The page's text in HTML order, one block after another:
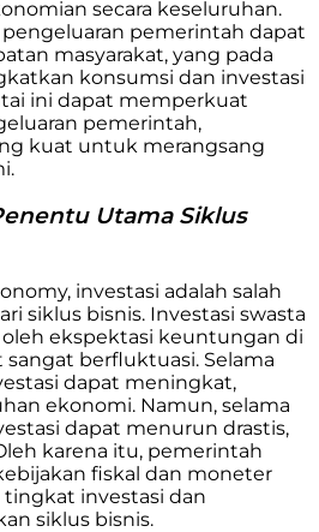
secara keseluruhan.
pemerintah dapat
masyarakat, yang pada
konsumsi dan investasi
ini dapat memperkuat
pemerintah,
kuat untuk merangsang
Utama Siklus
investasi adalah salah
siklus bisnis. Investasi swasta
ekspektasi keuntungan di
berfluktuasi. Selama
dapat meningkat,
ekonomi. Namun, selama
dapat menurun drastis,
karena itu, pemerintah
fiskal dan moneter
investasi dan
siklus bisnis.